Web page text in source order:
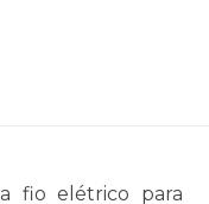
fio elétrico para